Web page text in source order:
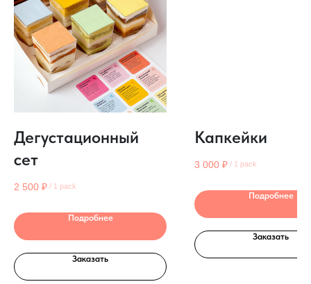
Дегустационный
сет
2 500 ₽ / 1 pack
Подробнее
Заказать
Капкейки
3 000 ₽ / 1 pack
Подробнее
Заказать